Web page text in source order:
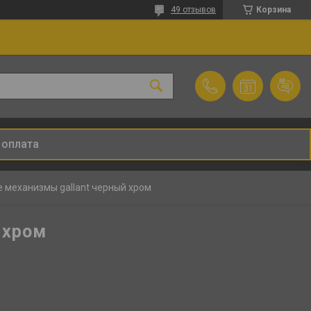
Корзина
49 отзывов
механизмы gallant черный хром